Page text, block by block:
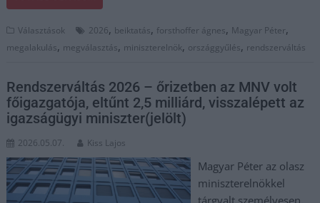
Választások 2026, beiktatás, forsthoffer ágnes, Magyar Péter,
megalakulás, megválasztás, miniszterelnök, országgyűlés, rendszerváltás
Rendszerváltás 2026 – őrizetben az MNV volt
főigazgatója, eltűnt 2,5 milliárd, visszalépett az
igazságügyi miniszter(jelölt)
2026.05.07. Kiss Lajos
Magyar Péter az olasz
miniszterelnökkel
tárgyalt személyesen,